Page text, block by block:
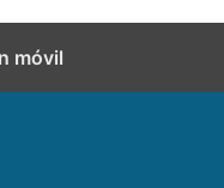
móvil